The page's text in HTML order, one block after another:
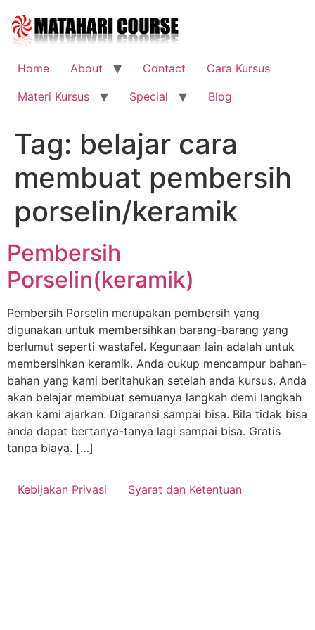
content
Home
About Contact
Cara Kursus
Materi Kursus
Special Blog
Tag: belajar cara
membuat pembersih
porselin/keramik
Pembersih
Porselin(keramik)
Pembersih Porselin merupakan pembersih yang
digunakan untuk membersihkan barang-barang yang
berlumut seperti wastafel. Kegunaan lain adalah untuk
membersihkan keramik. Anda cukup mencampur bahan-
bahan yang kami beritahukan setelah anda kursus. Anda
akan belajar membuat semuanya langkah demi langkah
akan kami ajarkan. Digaransi sampai bisa. Bila tidak bisa
anda dapat bertanya-tanya lagi sampai bisa. Gratis
tanpa biaya. […]
Kebijakan Privasi Syarat dan Ketentuan